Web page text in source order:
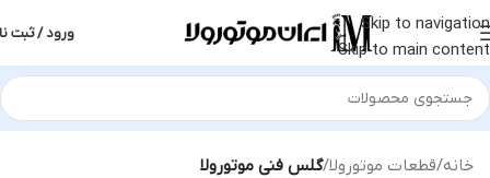
Skip to navigation
Skip to main content
ورود / ثبت
خانه قطعات موتورولا گلس فنی موتورولا